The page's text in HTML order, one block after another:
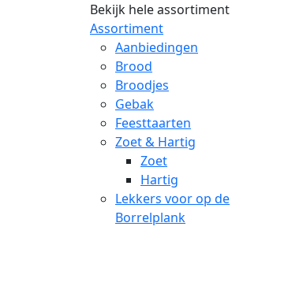
Bekijk hele assortiment
Assortiment
Aanbiedingen
Brood
Broodjes
Gebak
Feesttaarten
Zoet & Hartig
Zoet
Hartig
Lekkers voor op de
Borrelplank